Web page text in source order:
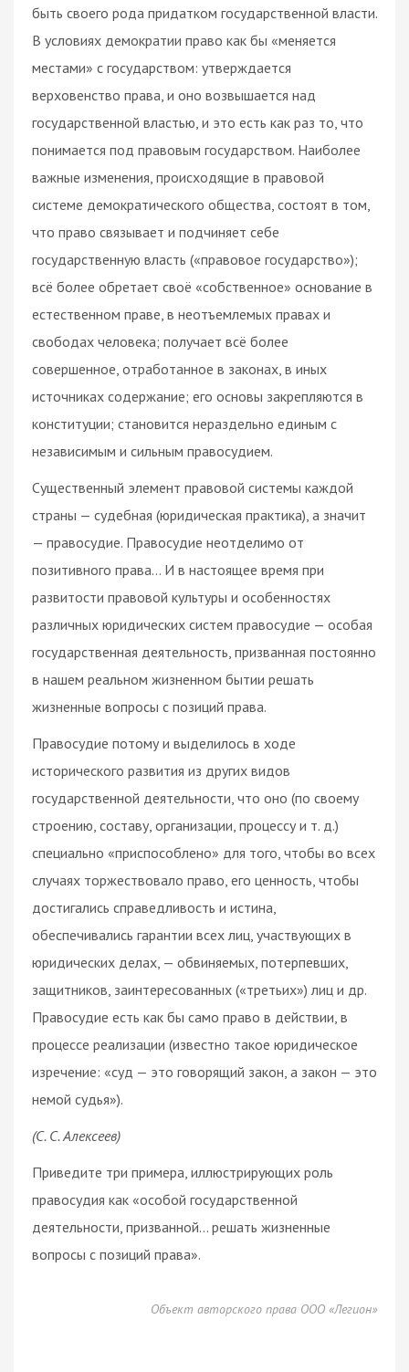
быть своего рода придатком государственной власти.
В условиях демократии право как бы «меняется
местами» с государством: утверждается
верховенство права, и оно возвышается над
государственной властью, и это есть как раз то, что
понимается под правовым государством. Наиболее
важные изменения, происходящие в правовой
системе демократического общества, состоят в том,
что право связывает и подчиняет себе
государственную власть («правовое государство»);
всё более обретает своё «собственное» основание в
естественном праве, в неотъемлемых правах и
свободах человека; получает всё более
совершенное, отработанное в законах, в иных
источниках содержание; его основы закрепляются в
конституции; становится нераздельно единым с
независимым и сильным правосудием.
Существенный элемент правовой системы каждой
страны — судебная (юридическая практика), а значит
— правосудие. Правосудие неотделимо от
позитивного права… И в настоящее время при
развитости правовой культуры и особенностях
различных юридических систем правосудие — особая
государственная деятельность, призванная постоянно
в нашем реальном жизненном бытии решать
жизненные вопросы с позиций права.
Правосудие потому и выделилось в ходе
исторического развития из других видов
государственной деятельности, что оно (по своему
строению, составу, организации, процессу и т. д.)
специально «приспособлено» для того, чтобы во всех
случаях торжествовало право, его ценность, чтобы
достигались справедливость и истина,
обеспечивались гарантии всех лиц, участвующих в
юридических делах, — обвиняемых, потерпевших,
защитников, заинтересованных («третьих») лиц и др.
Правосудие есть как бы само право в действии, в
процессе реализации (известно такое юридическое
изречение: «суд — это говорящий закон, а закон — это
немой судья»).
(С. С. Алексеев)
Приведите три примера, иллюстрирующих роль
правосудия как «особой государственной
деятельности, призванной… решать жизненные
вопросы с позиций права».
Объект авторского права ООО «Легион»